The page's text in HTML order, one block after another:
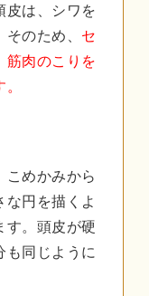
皮は、シワを
のため、 セ
筋肉のこりを
こめかみから
円を描くよ
す。頭皮が硬
も同じように